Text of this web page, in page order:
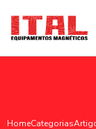
HomeCategorias